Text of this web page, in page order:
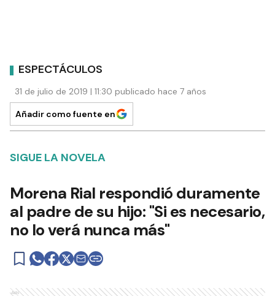
ESPECTÁCULOS
31 de julio de 2019 | 11:30 publicado hace 7 años
Añadir como fuente en
SIGUE LA NOVELA
Morena Rial respondió duramente
al padre de su hijo: "Si es necesario,
no lo verá nunca más"
Ads